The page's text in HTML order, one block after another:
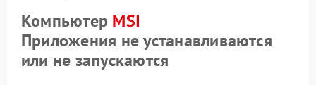
Компьютер MSI
Приложения не устанавливаются
или не запускаются